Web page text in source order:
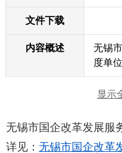
文件下载
内容概述
无锡
度单
显示
无锡市国企改革发展服
详见： 无锡市国企改革